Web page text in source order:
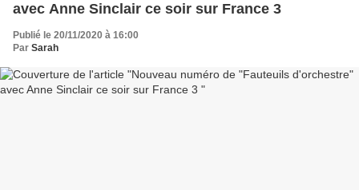
avec Anne Sinclair ce soir sur France 3
Publié le 20/11/2020 à 16:00
Par Sarah